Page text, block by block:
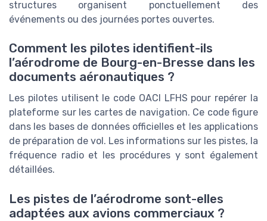
structures organisent ponctuellement des
événements ou des journées portes ouvertes.
Comment les pilotes identifient-ils
l’aérodrome de Bourg-en-Bresse dans les
documents aéronautiques ?
Les pilotes utilisent le code OACI LFHS pour repérer la
plateforme sur les cartes de navigation. Ce code figure
dans les bases de données officielles et les applications
de préparation de vol. Les informations sur les pistes, la
fréquence radio et les procédures y sont également
détaillées.
Les pistes de l’aérodrome sont-elles
adaptées aux avions commerciaux ?